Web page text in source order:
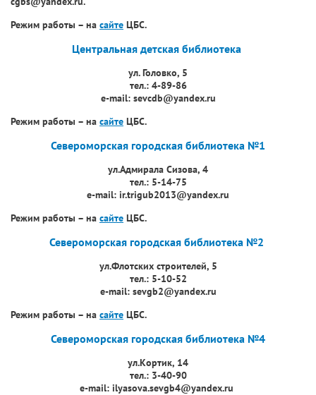
Режим работы – на сайте ЦБС.
Центральная детская библиотека
ул. Головко, 5
тел.: 4-89-86
e-mail: sevcdb@yandex.ru
Режим работы – на сайте ЦБС.
Североморская городская библиотека №1
ул.Адмирала Сизова, 4
тел.: 5-14-75
e-mail: ir.trigub2013@yandex.ru
Режим работы – на сайте ЦБС.
Североморская городская библиотека №2
ул.Флотских строителей, 5
тел.: 5-10-52
e-mail: sevgb2@yandex.ru
Режим работы – на сайте ЦБС.
Североморская городская библиотека №4
ул.Кортик, 14
тел.: 3-40-90
e-mail: ilyasova.sevgb4@yandex.ru